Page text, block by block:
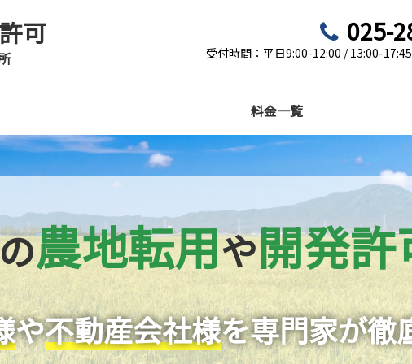
可 025-
受付時間：平日9:00-12:00 / 13:00-17:45
料金一覧
農地転用や開発許
や不動産会社様を専門家が徹